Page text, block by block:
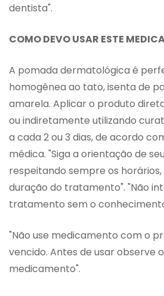
dentista".
COMO DEVO USAR ESTE
A pomada dermatológica é
homogênea ao tato, isenta de
amarela. Aplicar o produto
ou indiretamente utilizando
a cada 2 ou 3 dias, de acordo
médica. "Siga a orientação de
respeitando sempre os horários,
duração do tratamento". "Não
tratamento sem o
"Não use medicamento com o
vencido. Antes de usar observe
medicamento".